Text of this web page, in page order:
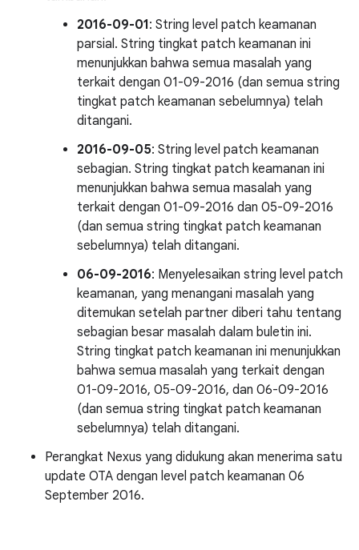
2016-09-01: String level patch keamanan
parsial. String tingkat patch keamanan ini
menunjukkan bahwa semua masalah yang
terkait dengan 01-09-2016 (dan semua string
tingkat patch keamanan sebelumnya) telah
ditangani.
2016-09-05: String level patch keamanan
sebagian. String tingkat patch keamanan ini
menunjukkan bahwa semua masalah yang
terkait dengan 01-09-2016 dan 05-09-2016
(dan semua string tingkat patch keamanan
sebelumnya) telah ditangani.
06-09-2016: Menyelesaikan string level patch
keamanan, yang menangani masalah yang
ditemukan setelah partner diberi tahu tentang
sebagian besar masalah dalam buletin ini.
String tingkat patch keamanan ini menunjukkan
bahwa semua masalah yang terkait dengan
01-09-2016, 05-09-2016, dan 06-09-2016
(dan semua string tingkat patch keamanan
sebelumnya) telah ditangani.
Perangkat Nexus yang didukung akan menerima satu
update OTA dengan level patch keamanan 06
September 2016.